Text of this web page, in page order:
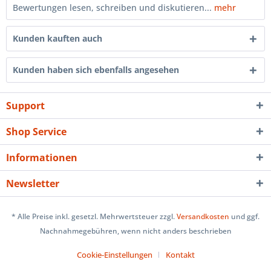
Bewertungen lesen, schreiben und diskutieren... mehr
Kunden kauften auch
Kunden haben sich ebenfalls angesehen
Support
Shop Service
Informationen
Newsletter
* Alle Preise inkl. gesetzl. Mehrwertsteuer zzgl.Versandkosten und ggf.
Nachnahmegebühren, wenn nicht anders beschrieben
Cookie-Einstellungen Kontakt